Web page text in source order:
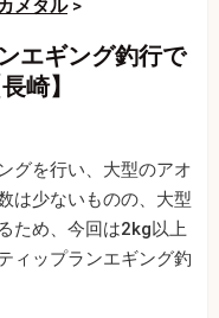
メタル>
エギング釣行で
崎】
グを行い、大型のアオ
は少ないものの、大型
ため、今回は2kg以上
ィップランエギング釣